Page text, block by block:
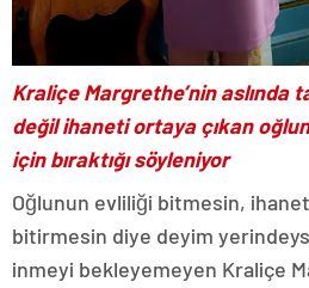
Kraliçe Margrethe’nin aslında
değil ihaneti ortaya çıkan
için bıraktığı söyleniyor
Oğlunun evliliği bitmesin,
bitirmesin diye deyim
inmeyi bekleyemeyen Kraliçe